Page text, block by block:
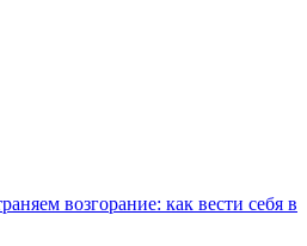
возгорание: как вести себя в